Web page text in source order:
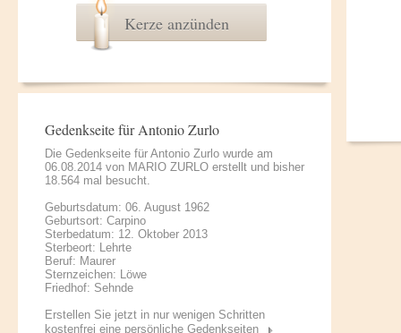
Kerze anzünden
Gedenkseite für Antonio Zurlo
Die Gedenkseite für Antonio Zurlo wurde am
06.08.2014 von MARIO ZURLO erstellt und bisher
18.564 mal besucht.
Geburtsdatum: 06. August 1962
Geburtsort: Carpino
Sterbedatum: 12. Oktober 2013
Sterbeort: Lehrte
Beruf: Maurer
Sternzeichen: Löwe
Friedhof: Sehnde
Erstellen Sie jetzt in nur wenigen Schritten
kostenfrei eine persönliche Gedenkseiten